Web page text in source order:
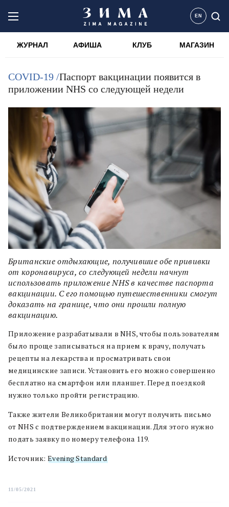
EN
ЖУРНАЛ АФИША КЛУБ МАГАЗИН
COVID-19 /Паспорт вакцинации появится в
приложении NHS со следующей недели
Британские отдыхающие, получившие обе прививки
от коронавируса, со следующей недели начнут
использовать приложение NHS в качестве паспорта
вакцинации. С его помощью путешественники смогут
доказать на границе, что они прошли полную
вакцинацию.
Приложение разрабатывали в NHS, чтобы пользователям
было проще записываться на прием к врачу, получать
рецепты на лекарства и просматривать свои
медицинские записи. Установить его можно совершенно
бесплатно на смартфон или планшет. Перед поездкой
нужно только пройти регистрацию.
Также жители Великобритании могут получить письмо
от NHS с подтверждением вакцинации. Для этого нужно
подать заявку по номеру телефона 119.
Источник: Evening Standard
11/05/2021